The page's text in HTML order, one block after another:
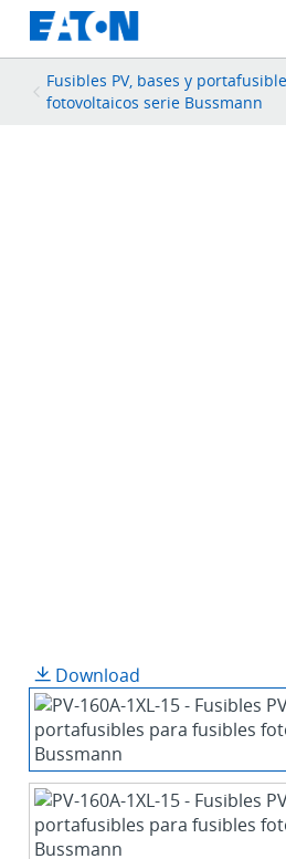
Fusibles PV, bases y
fotovoltaicos serie Bussmann
Download